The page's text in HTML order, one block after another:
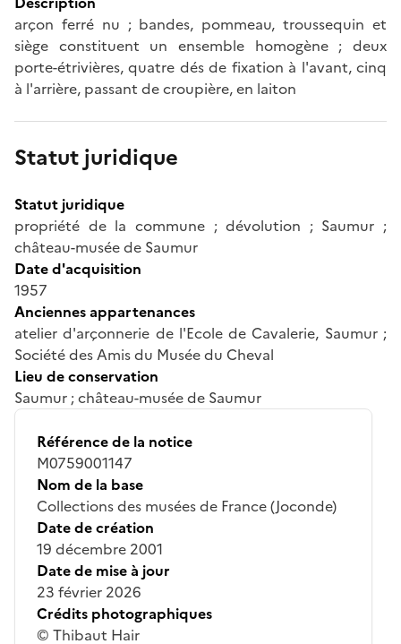
arçon ferré nu ; bandes, pommeau, troussequin et
siège constituent un ensemble homogène ; deux
porte-étrivières, quatre dés de fixation à l'avant, cinq
à l'arrière, passant de croupière, en laiton
Statut juridique
Statut juridique
propriété de la commune ; dévolution ; Saumur ;
château-musée de Saumur
Date d'acquisition
1957
Anciennes appartenances
atelier d'arçonnerie de l'Ecole de Cavalerie, Saumur ;
Société des Amis du Musée du Cheval
Lieu de conservation
Saumur ; château-musée de Saumur
Référence de la notice
M0759001147
Nom de la base
Collections des musées de France (Joconde)
Date de création
19 décembre 2001
Date de mise à jour
23 février 2026
Crédits photographiques
© Thibaut Hair